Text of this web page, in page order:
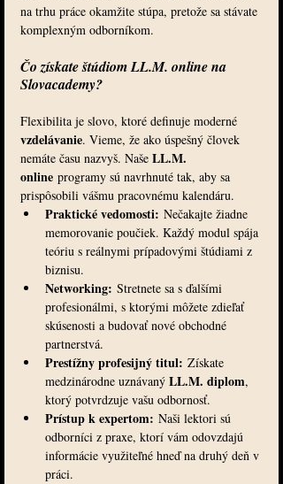
na trhu práce okamžite stúpa, pretože sa stávate
komplexným odborníkom.
Čo získate štúdiom LL.M. online na
Slovacademy?
Flexibilita je slovo, ktoré definuje moderné
vzdelávanie. Vieme, že ako úspešný človek
nemáte času nazvyš. Naše LL.M.
online programy sú navrhnuté tak, aby sa
prispôsobili vášmu pracovnému kalendáru.
Praktické vedomosti: Nečakajte žiadne
memorovanie poučiek. Každý modul spája
teóriu s reálnymi prípadovými štúdiami z
biznisu.
Networking: Stretnete sa s ďalšími
profesionálmi, s ktorými môžete zdieľať
skúsenosti a budovať nové obchodné
partnerstvá.
Prestížny profesijný titul: Získate
medzinárodne uznávaný LL.M. diplom,
ktorý potvrdzuje vašu odbornosť.
Prístup k expertom: Naši lektori sú
odborníci z praxe, ktorí vám odovzdajú
informácie využiteľné hneď na druhý deň v
práci.